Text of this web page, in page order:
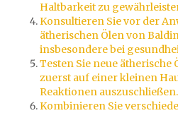
Haltbarkeit zu
Konsultieren Sie vor der
ätherischen Ölen von
insbesondere bei
Testen Sie neue ätherische
zuerst auf einer kleinen
Reaktionen auszuschließen.
Kombinieren Sie